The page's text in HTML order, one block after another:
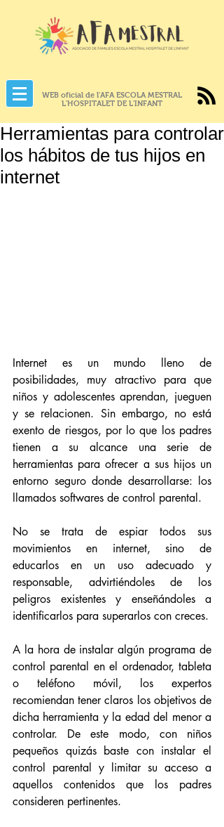
WEB oficial de l'AFA ESCOLA MESTRAL
L'HOSPITALET DE L'INFANT
Herramientas para controlar
los hábitos de tus hijos en
internet
Internet es un mundo lleno de
posibilidades, muy atractivo para que
niños y adolescentes aprendan, jueguen
y se relacionen. Sin embargo, no está
exento de riesgos, por lo que los padres
tienen a su alcance una serie de
herramientas para ofrecer a sus hijos un
entorno seguro donde desarrollarse: los
llamados softwares de control parental.
No se trata de espiar todos sus
movimientos en internet, sino de
educarlos en un uso adecuado y
responsable, advirtiéndoles de los
peligros existentes y enseñándoles a
A la hora de instalar algún programa de
control parental en el ordenador, tableta
o teléfono móvil, los expertos
recomiendan tener claros los objetivos de
dicha herramienta y la edad del menor a
controlar. De este modo, con niños
pequeños quizás baste con instalar el
control parental y limitar su acceso a
aquellos contenidos que los padres
consideren pertinentes.